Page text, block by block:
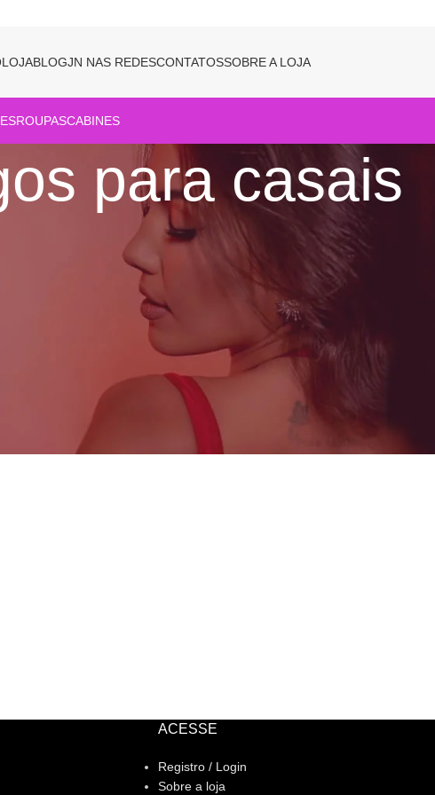
LOJABLOGJN NAS REDESCONTATOSSOBRE A LOJA
ROUPASCABINES
para casais
Show 9
ACESSE
Registro / Login
Sobre a loja